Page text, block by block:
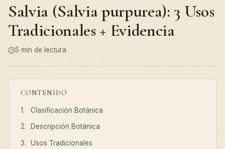
Salvia (Salvia purpurea): 3 Usos
Tradicionales + Evidencia
5 min de lectura
CONTENIDO
Clasificación Botánica
Descripción Botánica
Usos Tradicionales